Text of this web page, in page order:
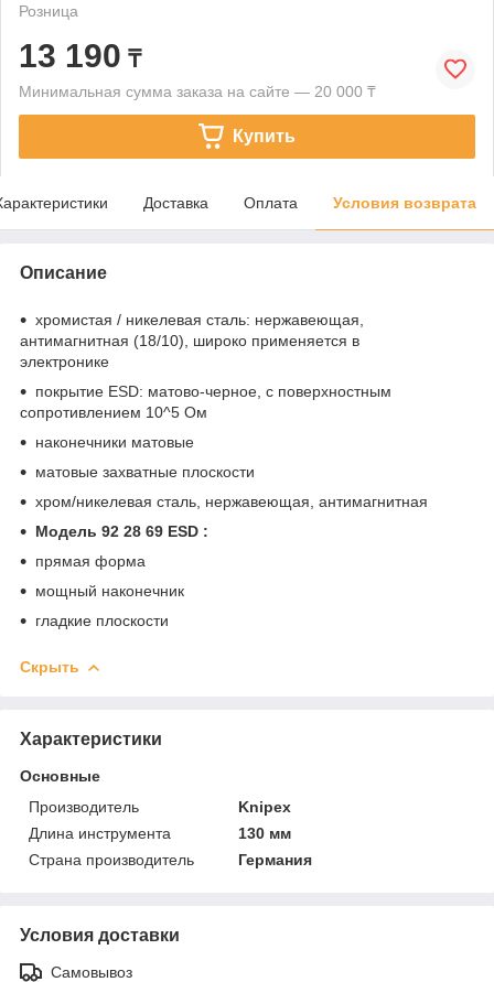
Розница
13 190 ₸
Минимальная сумма заказа на сайте — 20 000 ₸
Купить
Доставка Оплата Условия возврата
Описание
хромистая / никелевая сталь: нержавеющая,
антимагнитная (18/10), широко применяется в
электронике
покрытие ESD: матово-черное, с поверхностным
сопротивлением 10^5 Ом
наконечники матовые
матовые захватные плоскости
хром/никелевая сталь, нержавеющая, антимагнитная
Модель 92 28 69 ESD :
прямая форма
мощный наконечник
гладкие плоскости
Скрыть
Характеристики
Основные
Производитель
Knipex
Длина инструмента
130 мм
Страна производитель
Германия
Условия доставки
Самовывоз